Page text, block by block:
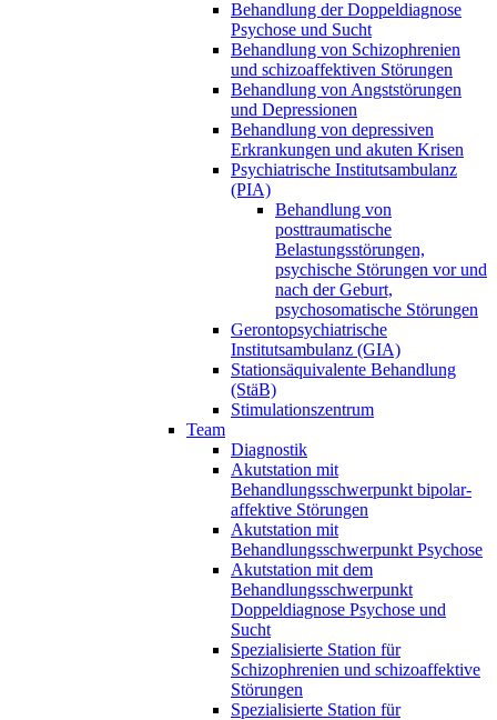
Behandlung der Doppeldiagnose
Psychose und Sucht
Behandlung von Schizophrenien
und schizoaffektiven Störungen
Behandlung von Angststörungen
und Depressionen
Behandlung von depressiven
Erkrankungen und akuten Krisen
Psychiatrische Institutsambulanz
(PIA)
Behandlung von
posttraumatische
Belastungsstörungen,
psychische Störungen vor und
nach der Geburt,
psychosomatische Störungen
Gerontopsychiatrische
Institutsambulanz (GIA)
Stationsäquivalente Behandlung
(StäB)
Stimulationszentrum
Team
Diagnostik
Akutstation mit
Behandlungsschwerpunkt bipolar-
affektive Störungen
Akutstation mit
Behandlungsschwerpunkt Psychose
Akutstation mit dem
Behandlungsschwerpunkt
Doppeldiagnose Psychose und
Sucht
Spezialisierte Station für
Schizophrenien und schizoaffektive
Störungen
Spezialisierte Station für